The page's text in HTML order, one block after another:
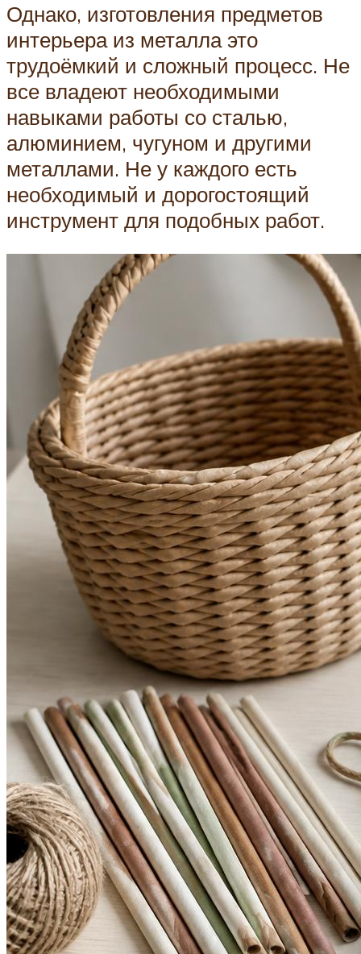
Однако, изготовления предметов
интерьера из металла это
трудоёмкий и сложный процесс. Не
все владеют необходимыми
навыками работы со сталью,
алюминием, чугуном и другими
металлами. Не у каждого есть
необходимый и дорогостоящий
инструмент для подобных работ.